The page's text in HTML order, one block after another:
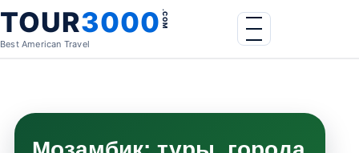
Skip to content
TOUR3000.COM
Best American Travel
Menu